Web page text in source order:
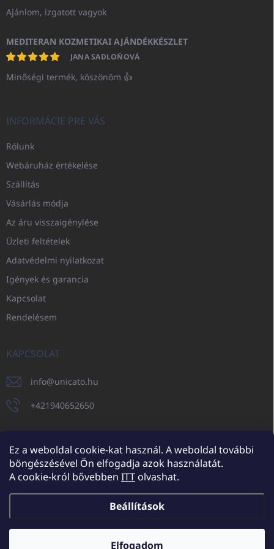
Ez a weboldal cookie-kat használ. A weboldal további
böngészésével Ön elfogadja azok használatát.
A cookie-król bővebben ITTolvashat.
Beállítások
Elfogadom
Ajánlom, izgatott vagyok
MEDITERAN KOZMETIKAI AJÁNDÉKKÉSZLET
JANA SADLOŇOVÁ
Minőségi termék, köszönöm 👍
INFORMÁCIE PRE VÁS
Rólunk
Webáruház értékelése
Szállítás
Vásárlás módja
Az áru visszaigénylése
Üzleti feltételek
Adatvédelmi nyilatkozat
Igények és garancia
Kapcsolat
Rendelésem
KAPCSOLAT
info@unicato.hu
+421940652650
UNICATO.sk UNICATOshop.cz UNICATO.at UNICATO.hu
UNICATOshop.pl UNICATOshop.de
Copyright 2026UNICATO.hu. Minden jog fenntartva.Süti beállítások
szerkesztése
További kedvezmények nagykereskedelmi partnereinknek (minimum